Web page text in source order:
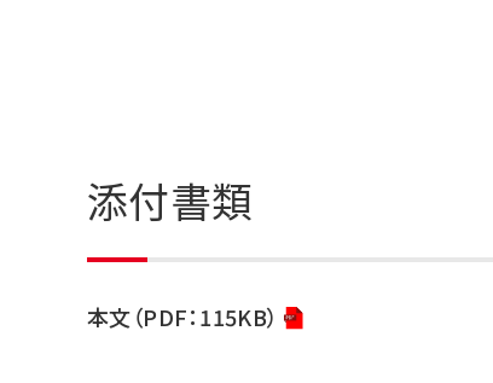
添付書類
本文（PDF：115KB）